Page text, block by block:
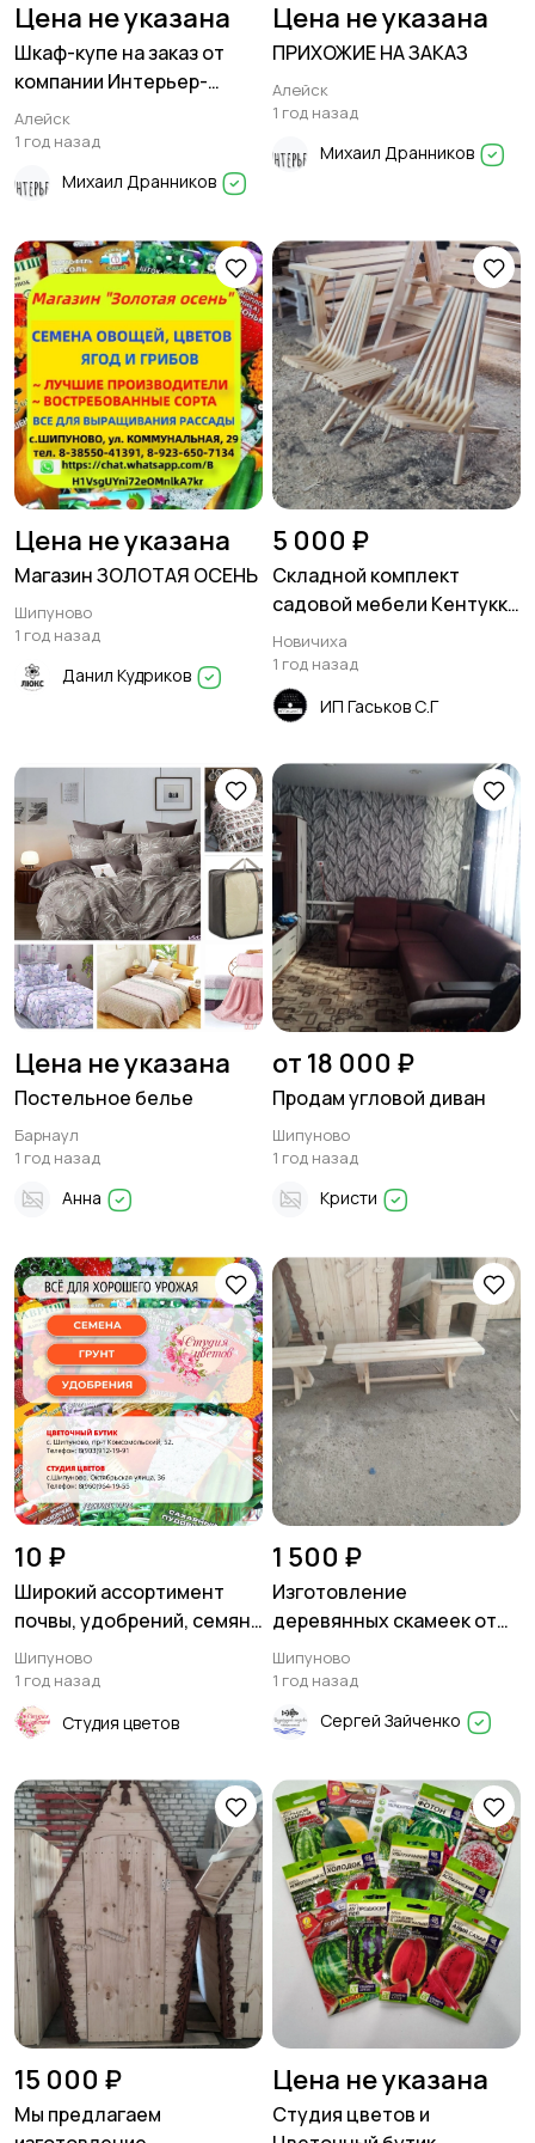
Цена не указана
Шкаф-купе на заказ от
компании Интерьер-
Мебель
Алейск
1 год назад
Михаил Дранников
Цена не указана
ПРИХОЖИЕ НА ЗАКАЗ
Алейск
1 год назад
Михаил Дранников
Цена не указана
Магазин ЗОЛОТАЯ ОСЕНЬ
Шипуново
1 год назад
Данил Кудриков
5 000 ₽
Складной комплект
садовой мебели Кентукки
из массива сосны
Новичиха
1 год назад
ИП Гаськов С.Г
Цена не указана
Постельное белье
Барнаул
1 год назад
Анна
от 18 000 ₽
Продам угловой диван
Шипуново
1 год назад
Кристи
10 ₽
Широкий ассортимент
почвы, удобрений, семян
и средств защиты
растений
Шипуново
1 год назад
Студия цветов
1 500 ₽
Изготовление
деревянных скамеек от
1500 руб за погонный метр
Шипуново
1 год назад
Сергей Зайченко
15 000 ₽
Мы предлагаем
Цена не указана
Студия цветов и